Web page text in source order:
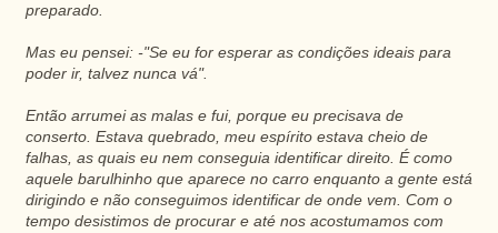
preparado.
Mas eu pensei: -"Se eu for esperar as condições ideais para
poder ir, talvez nunca vá".
Então arrumei as malas e fui, porque eu precisava de
conserto. Estava quebrado, meu espírito estava cheio de
falhas, as quais eu nem conseguia identificar direito. É como
aquele barulhinho que aparece no carro enquanto a gente está
dirigindo e não conseguimos identificar de onde vem. Com o
tempo desistimos de procurar e até nos acostumamos com